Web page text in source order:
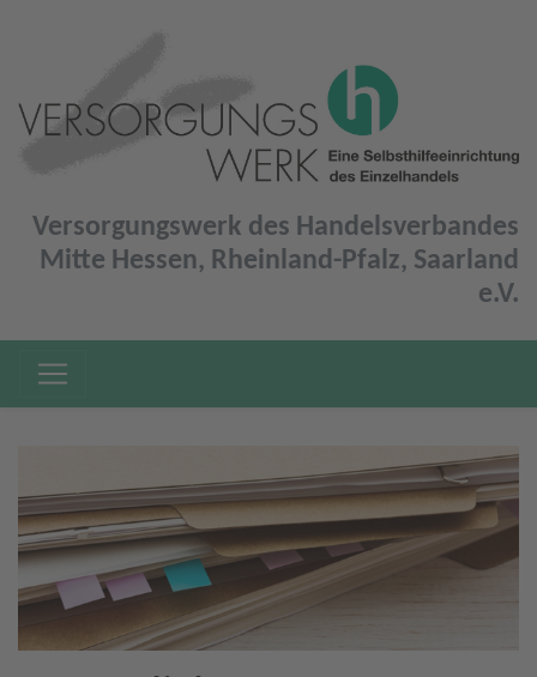
Versorgungswerk des Handelsverbandes
Mitte Hessen, Rheinland-Pfalz, Saarland
e.V.